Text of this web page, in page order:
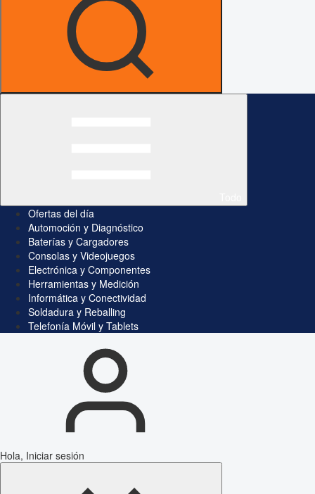
Ofertas del día
Automoción y Diagnóstico
Baterías y Cargadores
Consolas y Videojuegos
Electrónica y Componentes
Herramientas y Medición
Informática y Conectividad
Soldadura y Reballing
Telefonía Móvil y Tablets
Hola, Iniciar sesión